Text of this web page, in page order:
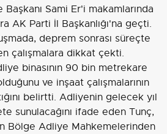
Sami Er'i makamlarında
AK Parti İl Başkanlığı'na geçti.
deprem sonrası süreçte
çalışmalara dikkat çekti.
binasının 90 bin metrekare
ve inşaat çalışmalarının
belirtti. Adliyenin gelecek yıl
sunulacağını ifade eden Tunç,
Bölge Adliye Mahkemelerinden